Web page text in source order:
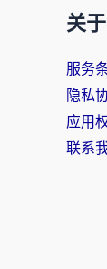
关于
服务
隐私
应用
联系